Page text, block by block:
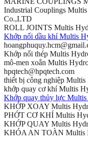
Industrial Couplings
Co.,LTD
ROLL JOINTS Multis
Khớp nối dầu khí Multis
Khớp nối thép Multis
mô-men xoắn Multis
hpqtech@hpqtech.com
thiết bị công nghiệp
khớp quay cơ khí Multis
Khớp quay thủy lực
KHỚP XOAY Multis
PHỚT CƠ KHÍ Multis
KHỚP QUAY Multis
KHÓA AN TOÀN Multis